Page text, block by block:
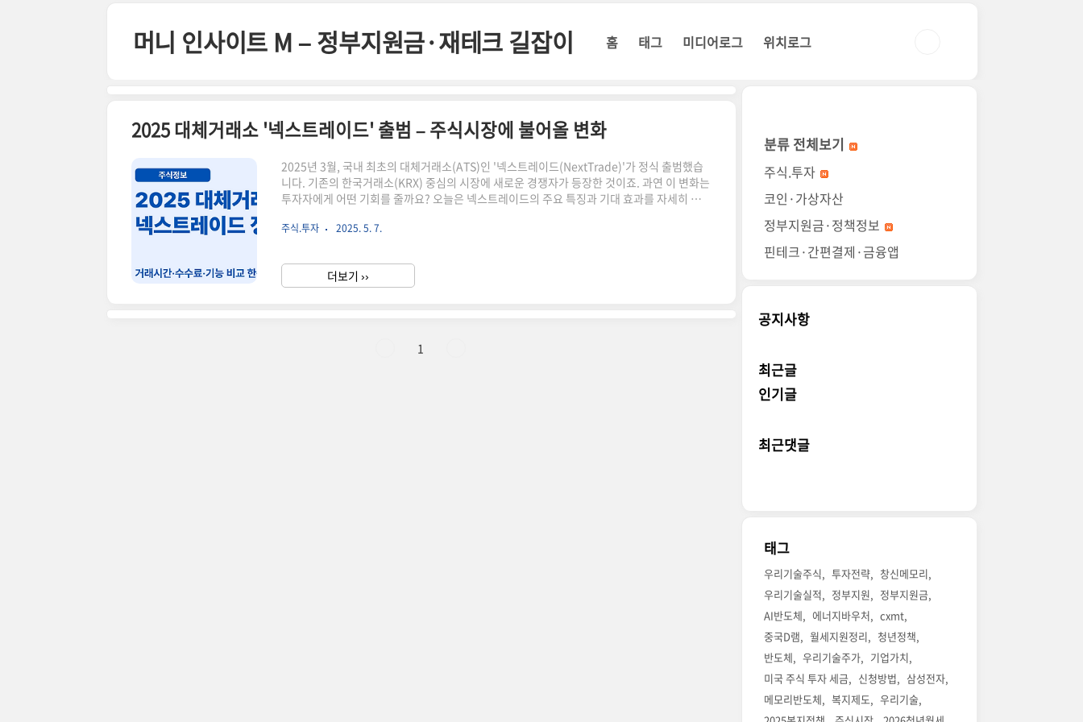
머니 인사이트 M – 정부지원금·재테크 길잡이 홈 태그 미디어로그 위치로그
2025 대체거래소 '넥스트레이드' 출범 – 주식시장에 불어올 변화
2025년 3월, 국내 최초의 대체거래소(ATS)인 '넥스트레이드(NextTrade)'가 정식 출범했습
니다. 기존의 한국거래소(KRX) 중심의 시장에 새로운 경쟁자가 등장한 것이죠. 과연 이 변화는
투자자에게 어떤 기회를 줄까요? 오늘은 넥스트레이드의 주요 특징과 기대 효과를 자세히 알
간 거래 가능호가 방식 다양화 – 지정가 외 시장가, 조건부 지정가 등 가능낮은 수수료 – 기존
09:00 ~ 15:3008:00 ~ 20:00수수료상대적으로 높음낮음거래 방식단일호가 중심다양한 호
가 제공💬 투자자에게 주는 영향📌 분산투자 가능..
주식.투자 2025. 5. 7.
더보기 ››
1
분류 전체보기
주식.투자
코인·가상자산
정부지원금·정책정보
핀테크·간편결제·금융앱
공지사항
최근글
인기글
최근댓글
태그
우리기술주식 투자전략
창신메모리
우리기술실적
정부지원
정부지원금
AI반도체
에너지바우처
cxmt
중국D램
월세지원정리
청년정책
반도체
우리기술주가
기업가치
미국 주식 투자 세금
신청방법
삼성전자
메모리반도체
복지제도
우리기술